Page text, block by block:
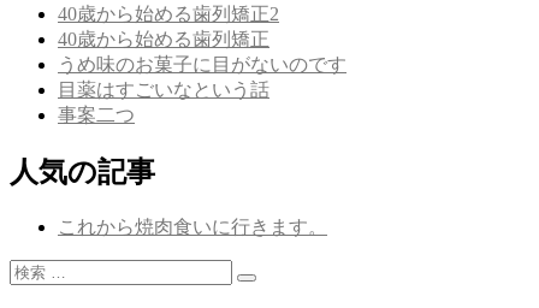
40歳から始める歯列矯正2
40歳から始める歯列矯正
うめ味のお菓子に目がないのです
目薬はすごいなという話
事案二つ
人気の記事
これから焼肉食いに行きます。
検
検